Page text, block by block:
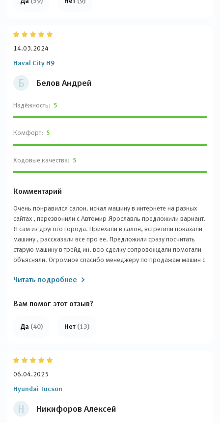
Б Белов Андрей
Haval City H9
14.03.2024
Надёжность: 5
Комфорт: 5
Ходовые качества: 5
Комментарий
Очень понравился салон. искал машину в интернете на разных
сайтах , перезвонили с Автомир Ярославль предложили вариант.
Я сам из другого города. Приехали в салон, встретили показали
машину , рассказали все про ее. Предложили сразу посчитать
старую машину в трейд ин. всю сделку сопровождали помогали
объясняли. Огромное спасибо менеджеру по продажам машин с
интересующую машину. помог с оценкой старой машины и
Читать подробнее
Вам помог этот отзыв?
Да (40) Нет (13)
Н Никифоров Алексей
Hyundai Tucson
06.04.2025